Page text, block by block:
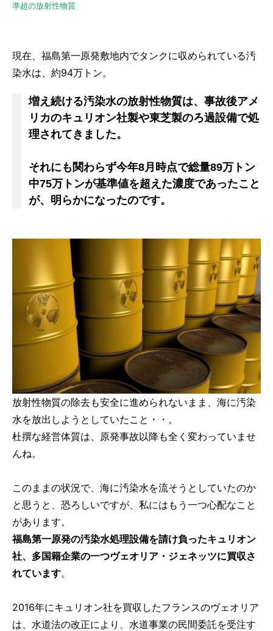
準超の放射性物質
現在、福島第一原発敷地内でタンクに収められている汚
染水は、約94万トン。
増え続ける汚染水の放射性物質は、事故後アメ
リカのキュリオン社製や東芝製のろ過設備で処
理されてきました。
それにも関わらず今年8月時点で総量89万トン
中75万トンが基準値を超えた濃度であったこと
が、明らかになったのです。
放射性物質の除去も安全に進められないまま、海に汚染
水を放出しようとしていたこと・・。
杜撰な経営体質は、原発事故以降も全く変わっていませ
んね。
このままの状況で、海に汚染水を流そうとしていたのか
と思うと、恐ろしいですが、私にはもう一つ心配なこと
があります。
福島第一原発の汚染水処理設備を請け負ったキュリオン
社、多国籍企業の一つヴェオリア・ジェネッツに買収さ
れています。
2016年にキュリオン社を買収したフランスのヴェオリア
は、水道法の改正により、水道事業の民間委託を受注す